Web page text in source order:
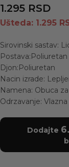
1.295 RSD
Ušteda: 1.295
Sirovinski sastav:
Djon:Poliuretan
Nacin izrade:
Namena: Obuca
Odrzavanje:
Dodajte